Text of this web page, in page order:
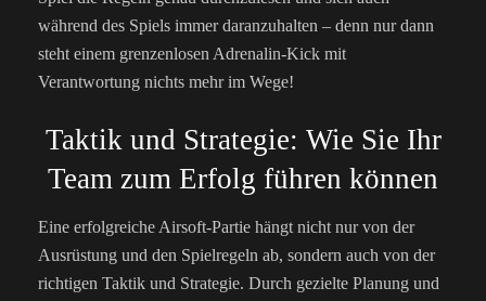
während des Spiels immer daranzuhalten – denn nur dann
steht einem grenzenlosen Adrenalin-Kick mit
Verantwortung nichts mehr im Wege!
Taktik und Strategie: Wie Sie Ihr
Team zum Erfolg führen können
Eine erfolgreiche Airsoft-Partie hängt nicht nur von der
Ausrüstung und den Spielregeln ab, sondern auch von der
richtigen Taktik und Strategie. Durch gezielte Planung und